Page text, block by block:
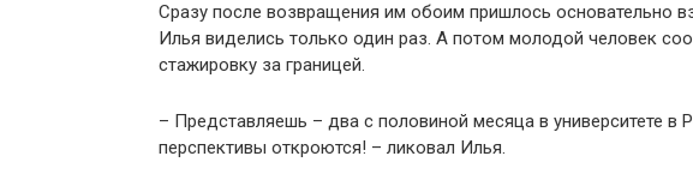
Сразу после возвращения им обоим пришлось основательно
Илья виделись только один раз. А потом молодой человек
стажировку за границей.
– Представляешь – два с половиной месяца в университете в
перспективы откроются! – ликовал Илья.